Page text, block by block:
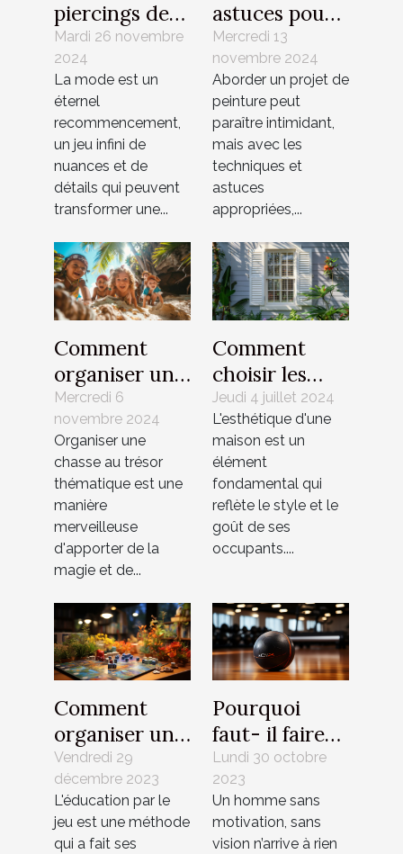
piercings de
nombril
peuvent
mettre en
valeur votre
look
Mardi 26 novembre
2024
La mode est un
éternel
recommencement,
un jeu infini de
nuances et de
détails qui peuvent
transformer une...
astuces pour
appliquer
différentes
peintures
efficacement
Mercredi 13
novembre 2024
Aborder un projet de
peinture peut
paraître intimidant,
mais avec les
techniques et
astuces
appropriées,...
Comment
organiser une
chasse au
trésor
thématique
pour enfants
Mercredi 6
novembre 2024
Organiser une
chasse au trésor
thématique est une
manière
merveilleuse
d'apporter de la
magie et de...
Comment
choisir les
meilleurs
volets pour
améliorer
l'esthétique
de votre
maison
Jeudi 4 juillet 2024
L'esthétique d'une
maison est un
élément
fondamental qui
reflète le style et le
goût de ses
occupants....
Comment
organiser une
soirée jeux de
société
éducative
pour enfants
Vendredi 29
décembre 2023
L'éducation par le
jeu est une méthode
qui a fait ses
Pourquoi
faut- il faire
appel à un
coach ?
Lundi 30 octobre
2023
Un homme sans
motivation, sans
vision n’arrive à rien